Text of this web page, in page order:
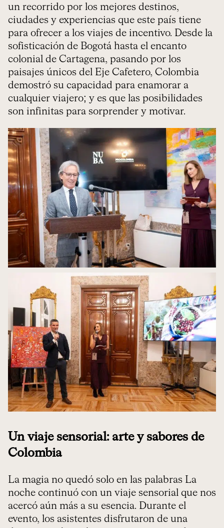
un recorrido por los mejores destinos,
ciudades y experiencias que este país tiene
para ofrecer a los viajes de incentivo. Desde la
sofisticación de Bogotá hasta el encanto
colonial de Cartagena, pasando por los
paisajes únicos del Eje Cafetero, Colombia
demostró su capacidad para enamorar a
cualquier viajero; y es que las posibilidades
son infinitas para sorprender y motivar.
Un viaje sensorial: arte y sabores de
Colombia
La magia no quedó solo en las palabras La
noche continuó con un viaje sensorial que nos
acercó aún más a su esencia. Durante el
evento, los asistentes disfrutaron de una